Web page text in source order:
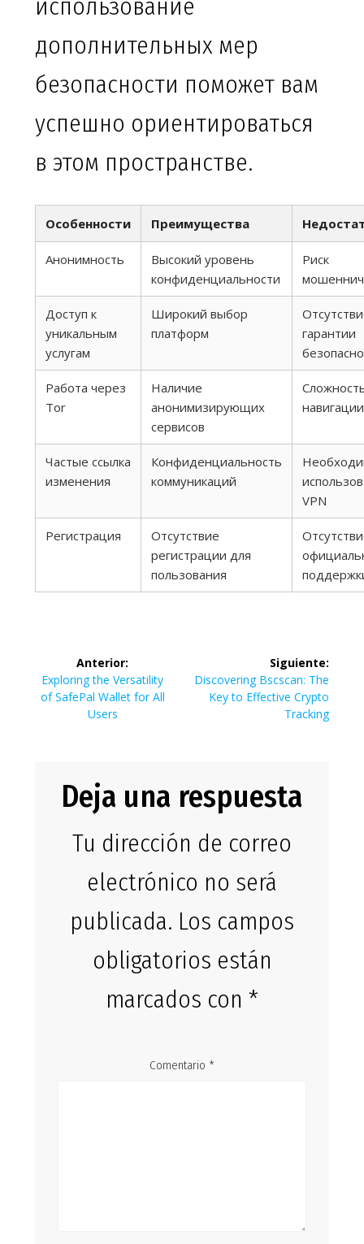
использование
дополнительных мер
безопасности поможет вам
успешно ориентироваться
в этом пространстве.
Особенности Преимущества
Анонимность
Высокий уровень
конфиденциальности
Риск
Доступ к
уникальным
услугам
Широкий выбор
платформ
гарантии
Работа через
Tor
Наличие
анонимизирующих
сервисов
навигации
Частые ссылка
изменения
Конфиденциальность
коммуникаций
VPN
Регистрация
Отсутствие
регистрации для
пользования
Navegación
de
entradas
Anterior:
Entrada
anterior:
Exploring the Versatility
of SafePal Wallet for All
Users
Siguiente:
Siguiente
entrada:
Discovering Bscscan: The
Key to Effective Crypto
Tracking
Deja una respuesta
Tu dirección de correo
electrónico no será
publicada. Los campos
obligatorios están
marcados con *
Comentario *